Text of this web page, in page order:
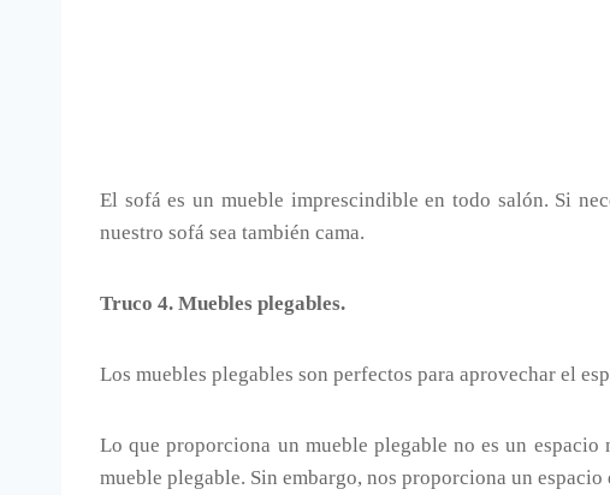
El sofá es un mueble imprescindible en todo salón. Si
nuestro sofá sea también cama.
Truco 4. Muebles plegables.
Los muebles plegables son perfectos para aprovechar el
Lo que proporciona un mueble plegable no es un
mueble plegable. Sin embargo, nos proporciona un espacio